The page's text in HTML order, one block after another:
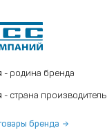
- родина бренда
- страна производитель
бренда